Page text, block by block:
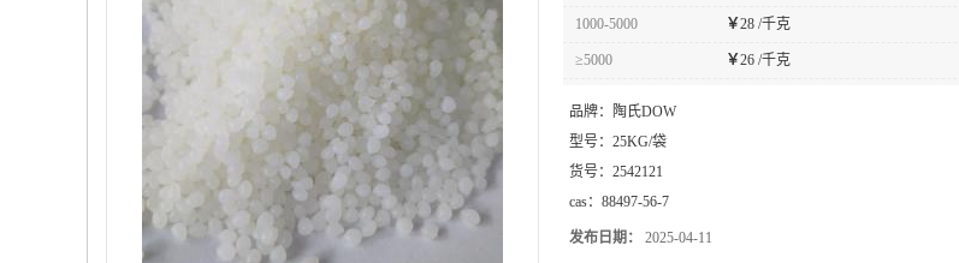
1000-5000 ￥28 /千克
≥5000 ￥26 /千克
品牌：
陶氏DOW
型号： 25KG/袋
货号： 2542121
cas： 88497-56-7
发布日期： 2025-04-11